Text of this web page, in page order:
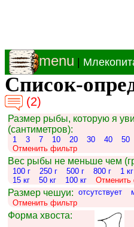
menu
Список-
(2)
Размер рыбы, которую я
(сантиметров):
1 3 7 10 20 30 40 50
Отменить фильтр
Вес рыбы не меньше чем
100 г
250 г 500 г 800 г 1 кг
15 кг
50 кг 100 кг Отменить
Размер чешуи: отсутствует
Отменить фильтр
Форма хвоста: